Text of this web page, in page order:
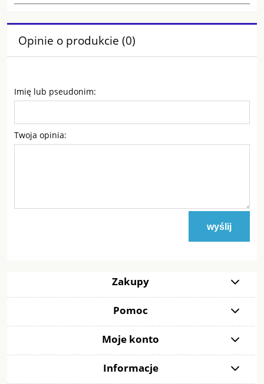
Opinie o produkcie (0)
Imię lub pseudonim:
Twoja opinia:
wyślij
Zakupy
Pomoc
Moje konto
Informacje